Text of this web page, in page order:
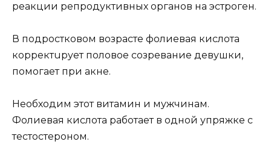
реакции репродуктивных органов на эстроген.
В подростковом возрасте фолиевая киcлота
корректuрует половое cозревание девушки,
помогает при акне.
Необходим этот витамин и мужчинам.
Фолиевая кислота работает в одной упряжке с
тестостероном.